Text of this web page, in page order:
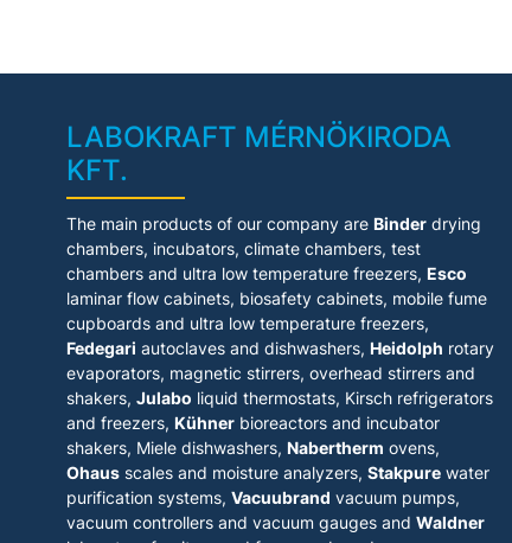
LABOKRAFT MÉRNÖKIRODA
KFT.
The main products of our company areBinder drying
chambers, incubators, climate chambers, test
chambers and ultra low temperature freezers,Esco
laminar flow cabinets, biosafety cabinets, mobile fume
cupboards and ultra low temperature freezers,
Fedegari autoclaves and dishwashers,Heidolph rotary
evaporators, magnetic stirrers, overhead stirrers and
shakers,Julabo liquid thermostats, Kirsch refrigerators
and freezers,Kühner bioreactors and incubator
shakers, Miele dishwashers,Nabertherm ovens,
Ohaus scales and moisture analyzers,Stakpure water
purification systems,Vacuubrand vacuum pumps,
vacuum controllers and vacuum gauges andWaldner